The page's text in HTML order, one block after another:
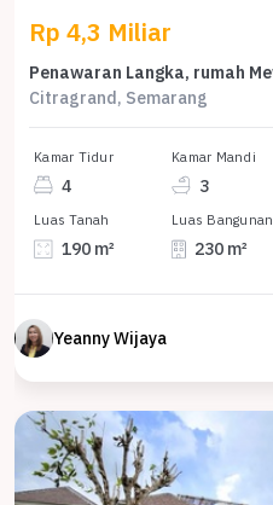
Rp 4,3 Miliar
Citragrand, Semarang
Kamar Tidur
4
Kamar Mandi
3
Luas Tanah
190 m²
Luas Bangunan
230 m²
Yeanny Wijaya